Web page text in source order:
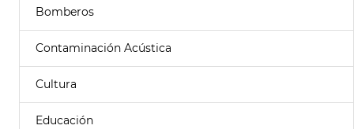
Bomberos
Contaminación Acústica
Cultura
Educación